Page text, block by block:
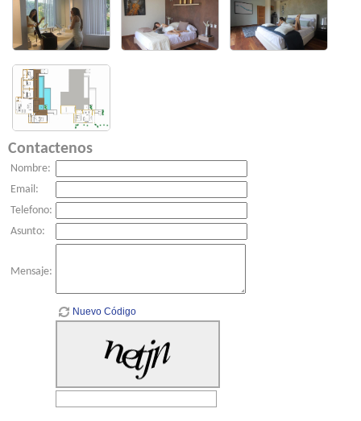
Contactenos
Nombre:
Email:
Telefono:
Asunto:
Mensaje:
Nuevo Código